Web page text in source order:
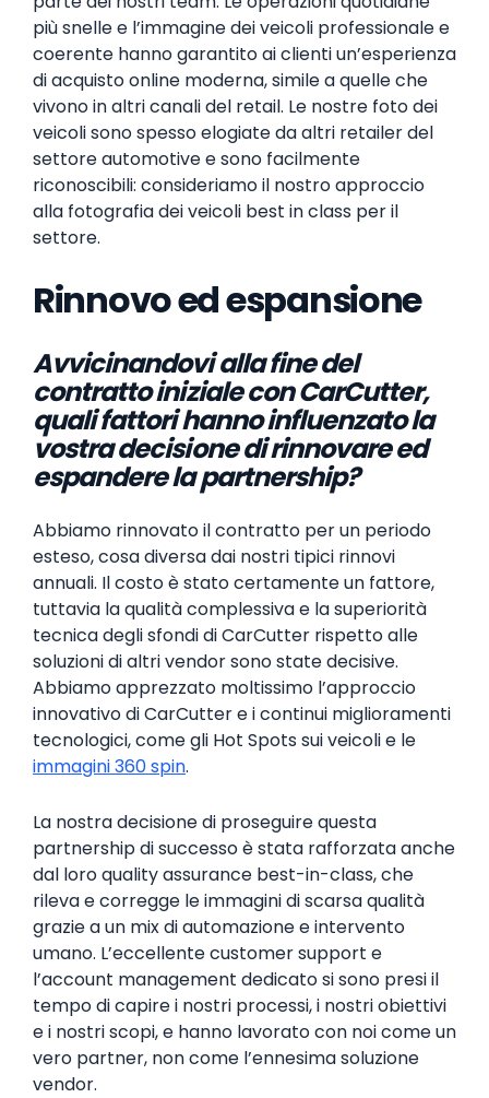
più snelle e l’immagine dei veicoli professionale e
coerente hanno garantito ai clienti un’esperienza
di acquisto online moderna, simile a quelle che
vivono in altri canali del retail. Le nostre foto dei
veicoli sono spesso elogiate da altri retailer del
settore automotive e sono facilmente
riconoscibili: consideriamo il nostro approccio
alla fotografia dei veicoli best in class per il
settore.
Rinnovo ed espansione
Avvicinandovi alla fine del
contratto iniziale con CarCutter,
quali fattori hanno influenzato la
vostra decisione di rinnovare ed
espandere la partnership?
Abbiamo rinnovato il contratto per un periodo
esteso, cosa diversa dai nostri tipici rinnovi
annuali. Il costo è stato certamente un fattore,
tuttavia la qualità complessiva e la superiorità
tecnica degli sfondi di CarCutter rispetto alle
soluzioni di altri vendor sono state decisive.
Abbiamo apprezzato moltissimo l’approccio
innovativo di CarCutter e i continui miglioramenti
tecnologici, come gli Hot Spots sui veicoli e le
immagini 360 spin.
La nostra decisione di proseguire questa
partnership di successo è stata rafforzata anche
dal loro quality assurance best-in-class, che
rileva e corregge le immagini di scarsa qualità
grazie a un mix di automazione e intervento
umano. L’eccellente customer support e
l’account management dedicato si sono presi il
tempo di capire i nostri processi, i nostri obiettivi
e i nostri scopi, e hanno lavorato con noi come un
vero partner, non come l’ennesima soluzione
vendor.